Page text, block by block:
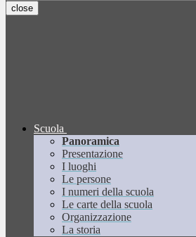
close
Scuola
Panoramica
Presentazione
I luoghi
Le persone
I numeri della scuola
Le carte della scuola
Organizzazione
La storia